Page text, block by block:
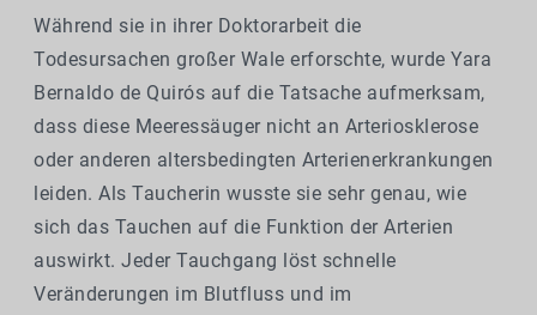
Während sie in ihrer Doktorarbeit die
Todesursachen großer Wale erforschte, wurde Yara
Bernaldo de Quirós auf die Tatsache aufmerksam,
dass diese Meeressäuger nicht an Arteriosklerose
oder anderen altersbedingten Arterienerkrankungen
leiden. Als Taucherin wusste sie sehr genau, wie
sich das Tauchen auf die Funktion der Arterien
auswirkt. Jeder Tauchgang löst schnelle
Veränderungen im Blutfluss und im